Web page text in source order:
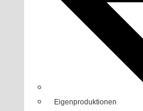
Eigenproduktionen